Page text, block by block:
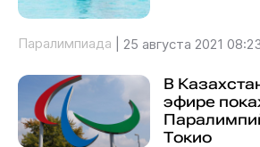
Паралимпиада 25 августа 2021
В
эфире
Токио